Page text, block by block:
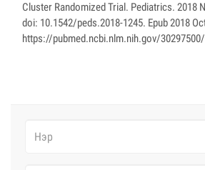
Cluster Randomized Trial. Pediatrics. 2018
doi: 10.1542/peds.2018-1245. Epub 2018
https://pubmed.ncbi.nlm.nih.gov/30297500/